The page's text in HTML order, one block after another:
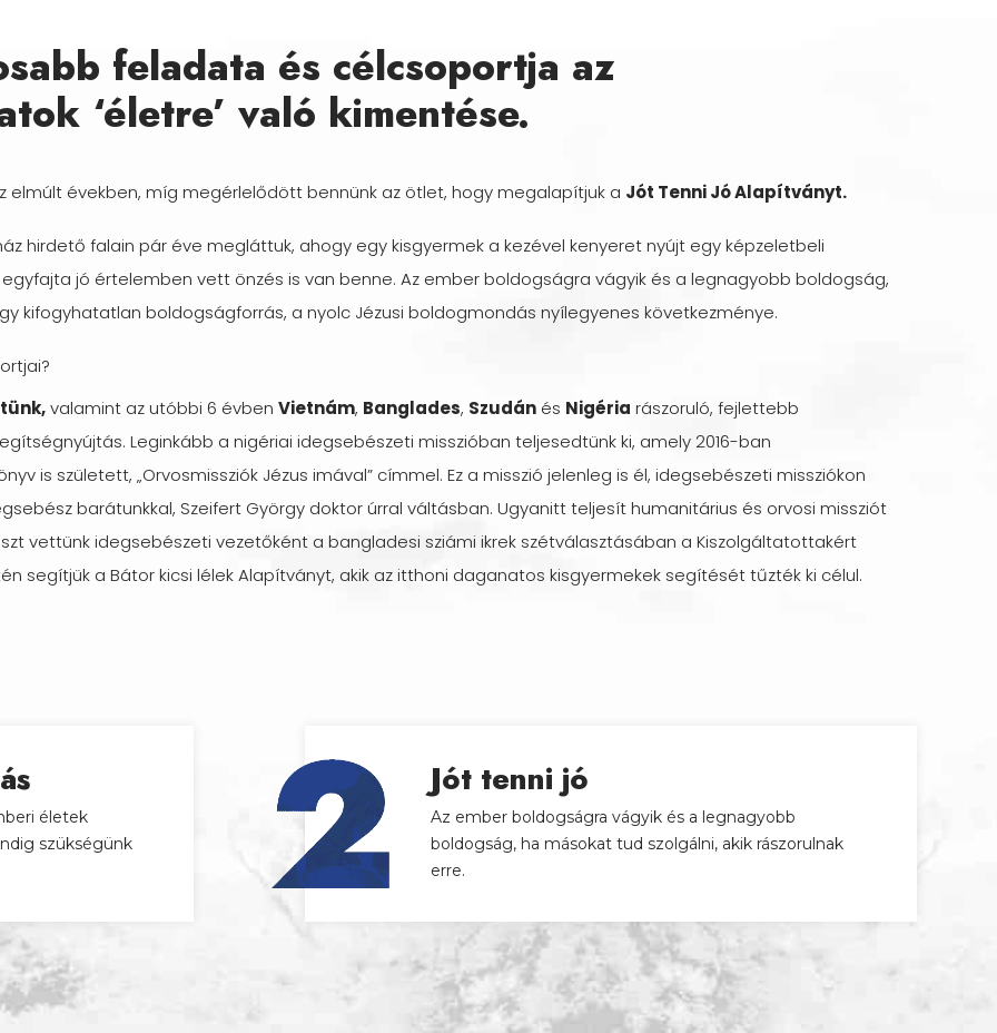
feladata és célcsoportja az
‘életre’ való kimentése.
években, míg megérlelődött bennünk az ötlet, hogy megalapítjuk a Jót Tenni Jó Alapítványt.
hirdető falain pár éve megláttuk, ahogy egy kisgyermek a kezével kenyeret nyújt egy képzeletbeli
jó értelemben vett önzés is van benne. Az ember boldogságra vágyik és a legnagyobb boldogság,
kifogyhatatlan boldogságforrás, a nyolc Jézusi boldogmondás nyílegyenes következménye.
valamint az utóbbi 6 évben Vietnám, Banglades, Szudán és Nigéria rászoruló, fejlettebb
Leginkább a nigériai idegsebészeti misszióban teljesedtünk ki, amely 2016-ban
is született, „Orvosmissziók Jézus imával” címmel. Ez a misszió jelenleg is él, idegsebészeti missziókon
barátunkkal, Szeifert György doktor úrral váltásban. Ugyanitt teljesít humanitárius és orvosi missziót
vettünk idegsebészeti vezetőként a bangladesi sziámi ikrek szétválasztásában a Kiszolgáltatottakért
segítjük a Bátor kicsi lélek Alapítványt, akik az itthoni daganatos kisgyermekek segítését tűzték ki célul.
életek
szükségünk
Jót tenni jó
Az ember boldogságra vágyik és a legnagyobb
boldogság, ha másokat tud szolgálni, akik rászorulnak
erre.